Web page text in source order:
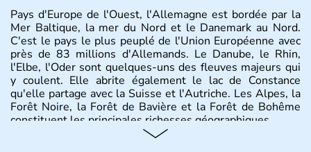
Pays d'Europe de l'Ouest, l'Allemagne est bordée par la
Mer Baltique, la mer du Nord et le Danemark au Nord.
C'est le pays le plus peuplé de l'Union Européenne avec
près de 83 millions d'Allemands. Le Danube, le Rhin,
l'Elbe, l'Oder sont quelques-uns des fleuves majeurs qui
y coulent. Elle abrite également le lac de Constance
qu'elle partage avec la Suisse et l'Autriche. Les Alpes, la
Forêt Noire, la Forêt de Bavière et la Forêt de Bohême
constituent les principales richesses géographiques.